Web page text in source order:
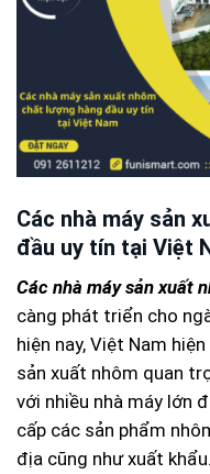
Các nhà máy sản
đầu uy tín tại Việt
Các nhà máy sản xuất
càng phát triển cho
hiện nay, Việt Nam
sản xuất nhôm quan
với nhiều nhà máy lớn
cấp các sản phẩm
địa cũng như xuất